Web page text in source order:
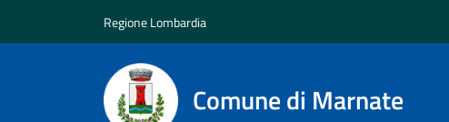
Regione Lombardia
Comune di Marnate